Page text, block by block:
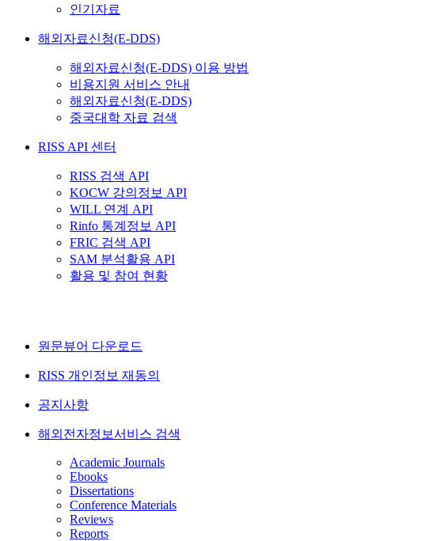
인기자료
해외자료신청(E-DDS)
해외자료신청(E-DDS) 이용 방법
비용지원 서비스 안내
해외자료신청(E-DDS)
중국대학 자료 검색
RISS API 센터
RISS 검색 API
KOCW 강의정보 API
WILL 연계 API
Rinfo 통계정보 API
FRIC 검색 API
SAM 분석활용 API
활용 및 참여 현황
원문뷰어 다운로드
RISS 개인정보 재동의
공지사항
해외전자정보서비스 검색
Academic Journals
Ebooks
Dissertations
Conference Materials
Reviews
Reports